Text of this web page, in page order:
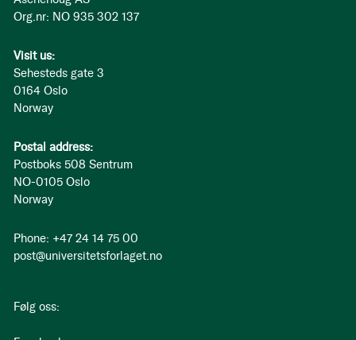
Org.nr: NO 935 302 137
Visit us:
Sehesteds gate 3
0164 Oslo
Norway
Postal address:
Postboks 508 Sentrum
NO-0105 Oslo
Norway
Phone: +47 24 14 75 00
post@universitetsforlaget.no
Følg oss: